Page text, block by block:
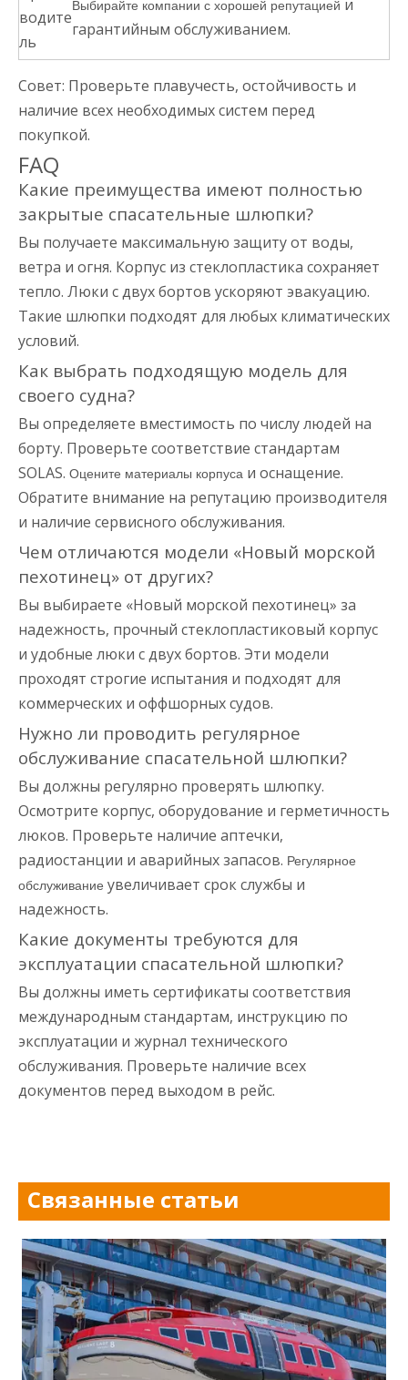
водите
ль
Выбирайте компании с хорошей репутацией и
гарантийным обслуживанием.
Совет: Проверьте плавучесть, остойчивость и
наличие всех необходимых систем перед
покупкой.
FAQ
Какие преимущества имеют полностью
закрытые спасательные шлюпки?
Вы получаете максимальную защиту от воды,
ветра и огня. Корпус из стеклопластика сохраняет
тепло. Люки с двух бортов ускоряют эвакуацию.
Такие шлюпки подходят для любых климатических
условий.
Как выбрать подходящую модель для
своего судна?
Вы определяете вместимость по числу людей на
борту. Проверьте соответствие стандартам
SOLAS. Оцените материалы корпуса и оснащение.
Обратите внимание на репутацию производителя
и наличие сервисного обслуживания.
Чем отличаются модели «Новый морской
пехотинец» от других?
Вы выбираете «Новый морской пехотинец» за
надежность, прочный стеклопластиковый корпус
и удобные люки с двух бортов. Эти модели
проходят строгие испытания и подходят для
коммерческих и оффшорных судов.
Нужно ли проводить регулярное
обслуживание спасательной шлюпки?
Вы должны регулярно проверять шлюпку.
Осмотрите корпус, оборудование и герметичность
люков. Проверьте наличие аптечки,
радиостанции и аварийных запасов. Регулярное
обслуживание увеличивает срок службы и
надежность.
Какие документы требуются для
эксплуатации спасательной шлюпки?
Вы должны иметь сертификаты соответствия
международным стандартам, инструкцию по
эксплуатации и журнал технического
обслуживания. Проверьте наличие всех
документов перед выходом в рейс.
Связанные статьи